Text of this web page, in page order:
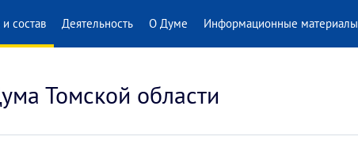
и состав Деятельность О Думе Информационные материалы
Томской области